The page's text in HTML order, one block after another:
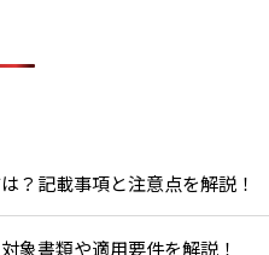
？記載事項と注意点を解説！
象書類や適用要件を解説！